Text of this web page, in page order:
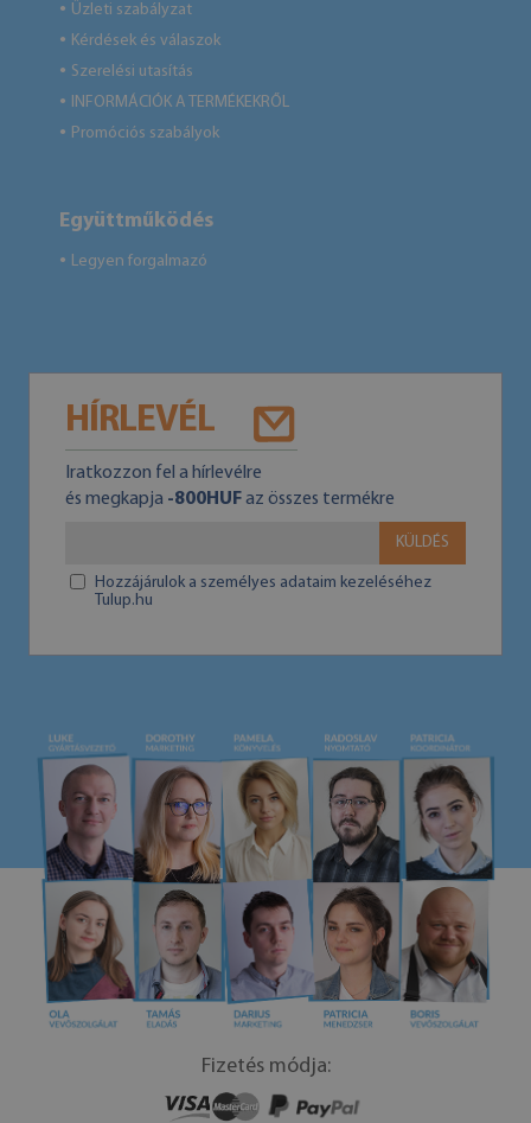
● Üzleti szabályzat
● Kérdések és válaszok
● Szerelési utasítás
● INFORMÁCIÓK A TERMÉKEKRŐL
● Promóciós szabályok
Együttműködés
● Legyen forgalmazó
HÍRLEVÉL
Iratkozzon fel a hírlevélre
és megkapja -800HUFaz összes termékre
KÜLDÉS
Hozzájárulok a személyes adataim kezeléséhez
Tulup.hu
Fizetés módja: